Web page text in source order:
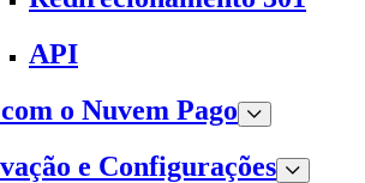
API
o Nuvem Pago
e Configurações